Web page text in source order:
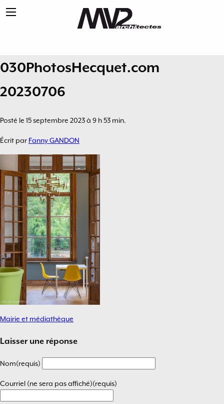
030PhotosHecquet.com
20230706
Posté le 15 septembre 2023 à 9 h 53 min.
Écrit par Fanny GANDON
Navigation
de
l’article
Mairie et médiathèque
Laisser une réponse
Nom(requis)
Courriel (ne sera pas affiché)(requis)